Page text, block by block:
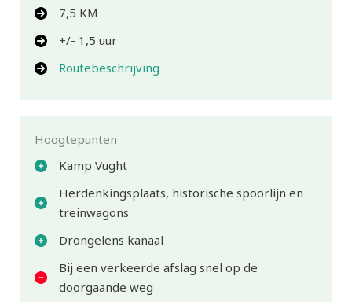
7,5 KM
+/- 1,5 uur
Routebeschrijving
Hoogtepunten
Kamp Vught
Herdenkingsplaats, historische spoorlijn en
treinwagons
Drongelens kanaal
Bij een verkeerde afslag snel op de
doorgaande weg